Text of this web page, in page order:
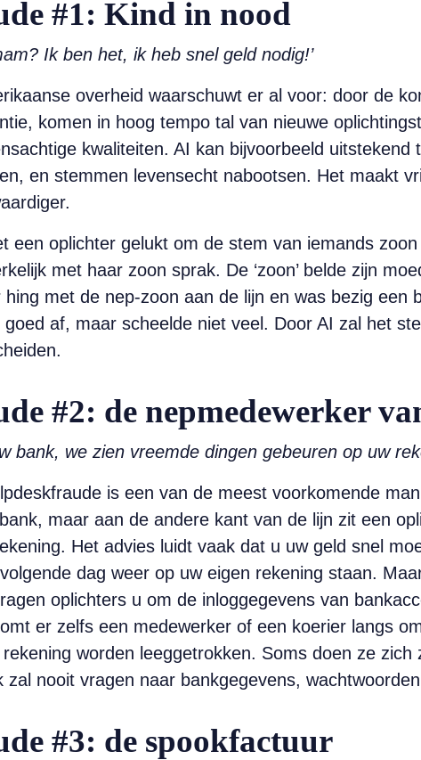
#1: Kind in nood
Ik ben het, ik heb snel geld nodig!’
overheid waarschuwt er al voor: door de
­komen in hoog tempo tal van nieuwe
kwa­liteiten. AI kan bijvoorbeeld
en stemmen levens­echt nabootsen. Het maakt
een oplichter gelukt om de stem van iemands
met haar zoon sprak. De ‘zoon’ belde zijn
hing met de nep-zoon aan de lijn en was bezig
goed af, maar scheelde niet veel. Door AI zal het
#2: de nepmedewerker
bank, we zien vreemde dingen gebeuren op uw
is een van de meest voorkomende
maar aan de andere kant van de lijn zit een
Het ­advies luidt vaak dat u uw geld snel
dag weer op uw eigen rekening staan.
oplichters u om de inloggegevens van
er zelfs een medewerker of een koerier langs
worden leeggetrokken. Soms doen ze
zal nooit vragen naar bank­gegevens,
#3: de spookfactuur